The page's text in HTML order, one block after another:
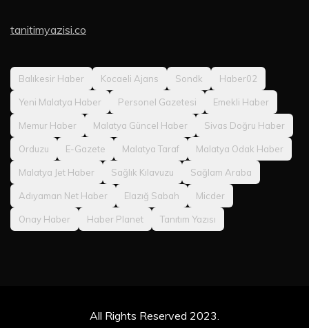
tanitimyazisi.co
Balıkesir Haber Kocaeli Ajans Sondk Haber02
Yeni Malatya Haber Personel Gazetesi Emekli Haber
Memur Haber Malatya Güncel Haber Sivas Doğru Haber
Orduzu E-Gazete Malatya Taraf Malatya Odak Haber
Malatya Jet Haber Sağlık Kılavuzu Sağlam Araba
Adıyaman Net Haber Elazığ Sabah Micder
Onay Haber Haber Planet Tanıtım Yazısı
All Rights Reserved 2023.